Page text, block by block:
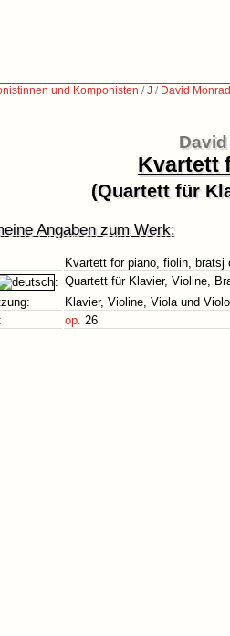
und Komponisten /J / David
Kvartett
(Quartett für
Angaben zum Werk:
Kvartett for piano, fiolin, bratsj
: Quartett für Klavier, Violine,
Klavier, Violine, Viola und
op. 26